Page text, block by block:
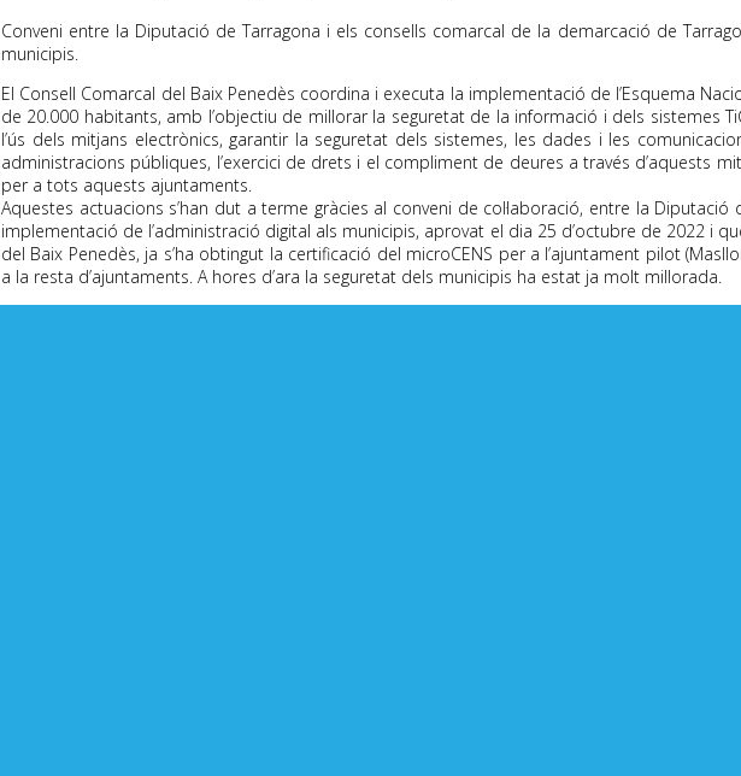
Conveni entre la Diputació de Tarragona i els consells comarcal de la demarcació de
municipis.
El Consell Comarcal del Baix Penedès coordina i executa la implementació de l’Esquema
de 20.000 habitants, amb l’objectiu de millorar la seguretat de la informació i dels sistemes
l’ús dels mitjans electrònics, garantir la seguretat dels sistemes, les dades i les
administracions públiques, l’exercici de drets i el compliment de deures a través d’aquests
per a tots aquests ajuntaments.
Aquestes actuacions s’han dut a terme gràcies al conveni de col·laboració, entre la
implementació de l’administració digital als municipis, aprovat el dia 25 d’octubre de 2022 i
del Baix Penedès, ja s’ha obtingut la certificació del microCENS per a l’ajuntament pilot
a la resta d’ajuntaments. A hores d’ara la seguretat dels municipis ha estat ja molt millorada.